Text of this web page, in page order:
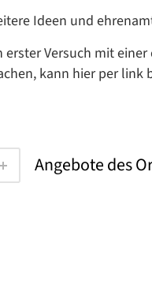
Ideen und
erster Versuch mit
kann hier per link
Angebote des